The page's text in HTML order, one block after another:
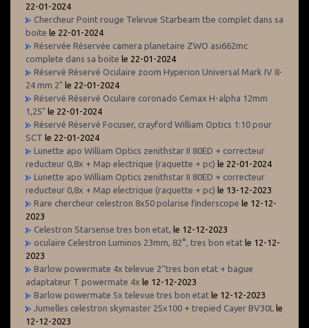
22-01-2024
Chercheur Point rouge Televue Starbeam tbe complet dans sa
boite le 22-01-2024
Réservée Réservée camera planetaire ZWO asi662mc
complete dans sa boite le 22-01-2024
Réservé Réservé Oculaire zoom Hyperion Universal Mark IV 8-
24 mm 2" le 22-01-2024
Réservé Réservé Oculaire coronado Cemax H-alpha 12mm
1,25" le 22-01-2024
Réservé Réservé Focuser, crayford William Optics 1:10 pour
SCT le 22-01-2024
Lunette apo William Optics zenithstar II 80ED + correcteur
reducteur 0,8x + Map electrique (raquette + pc) le 22-01-2024
Lunette apo William Optics zenithstar II 80ED + correcteur
reducteur 0,8x + Map electrique (raquette + pc) le 13-12-2023
Rare chercheur celestron 8x50 polarise finderscope le 12-12-
2023
Celestron Starsense tres bon etat, le 12-12-2023
oculaire Celestron Luminos 23mm, 82°, tres bon etat le 12-12-
2023
Barlow powermate 4x televue 2’’tres bon etat + bague
adaptateur T powermate 4x le 12-12-2023
Barlow powermate 5x televue tres bon etat le 12-12-2023
Jumelles celestron skymaster 25x100 + trepied Cayer BV30L le
12-12-2023